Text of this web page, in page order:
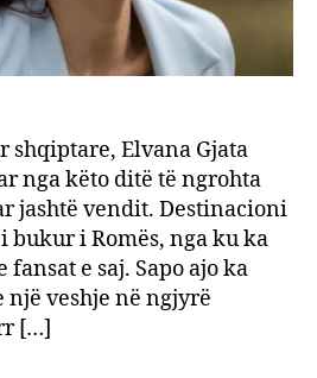
shqiptare, Elvana Gjata
nga këto ditë të ngrohta
jashtë vendit. Destinacioni
bukur i Romës, nga ku ka
e saj. Sapo ajo ka
një veshje në ngjyrë
[…]